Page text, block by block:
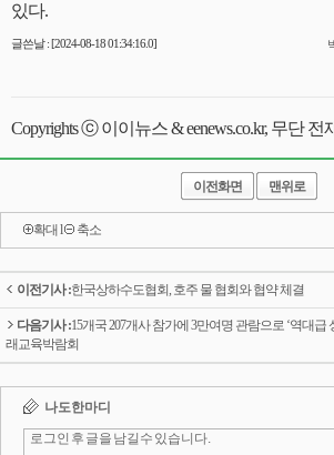
있다.
글쓴날 : [2024-08-18 01:34:16.0]
Copyrights ⓒ 이이뉴스 & eenews.co.kr, 무단 전
이전화면 맨위로
확대 l 축소
이전기사 :한국상하수도협회, 호주 물 협회와 협약 체결
다음기사 :15개국 207개사 참가에 3만여명 관람으로 ‘역대급
래교육박람회